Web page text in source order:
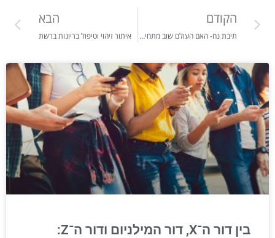
הקודם
תיבת נח- האם העולם שוב מתחיל מחדש-או איך לשמר את 3 החלקים החשובים: נפש, רוח ונשמה
הבא
איתור זיהוי וטיפול בריונות ברשת
בין דור ה־X, דור המילניום ודור ה־Z: